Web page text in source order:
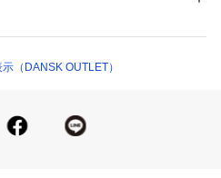
ル）
（DANSK OUTLET）